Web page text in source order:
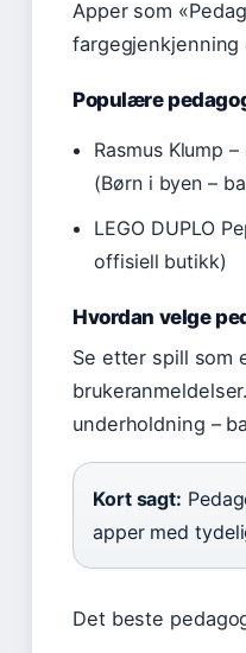
Apper som
fargegjenkjenning
Populære
Rasmus Klump
(Børn i byen –
LEGO DUPLO
offisiell butikk)
Hvordan velge
Se etter spill som
underholdning –
Kort sagt:
apper med
Det beste